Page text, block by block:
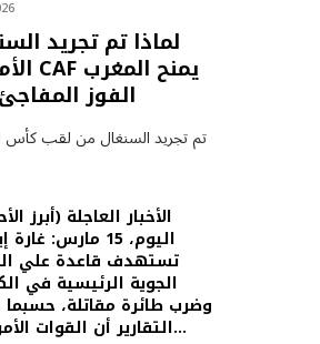
لماذا تم تجريد
الفوز المفاجئ 3-0 – انظر السبب
اليوم، 15 مارس:
تستهدف قاعدة علي
الجوية الرئيسية في
وضرب طائرة مقاتلة،
التقارير أن القوات الأمريكية…